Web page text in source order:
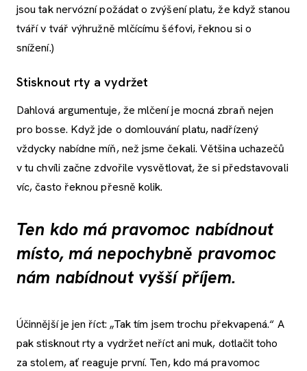
jsou tak nervózní požádat o zvýšení platu, že když stanou
tváří v tvář výhružně mlčícímu šéfovi, řeknou si o
snížení.)
Stisknout rty a vydržet
Dahlová argumentuje, že mlčení je mocná zbraň nejen
pro bosse. Když jde o domlouvání platu, nadřízený
vždycky nabídne míň, než jsme čekali. Většina uchazečů
v tu chvíli začne zdvořile vysvětlovat, že si představovali
víc, často řeknou přesně kolik.
Ten kdo má pravomoc nabídnout
místo, má nepochybně pravomoc
nám nabídnout vyšší příjem.
Účinnější je jen říct: „Tak tím jsem trochu překvapená.“ A
pak stisknout rty a vydržet neříct ani muk, dotlačit toho
za stolem, ať reaguje první. Ten, kdo má pravomoc